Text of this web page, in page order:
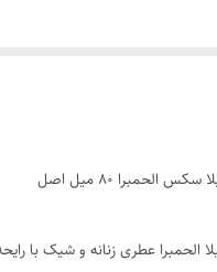
الحمبرا ۸۰ میل اصل
الحمبرا عطری زنانه و شیک با